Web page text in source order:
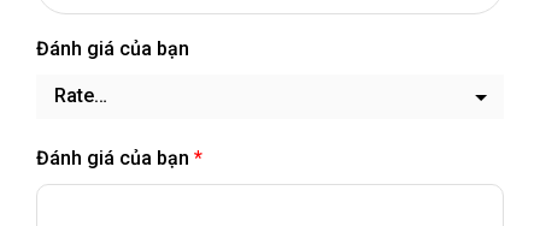
Đánh giá của bạn
Đánh giá của bạn *